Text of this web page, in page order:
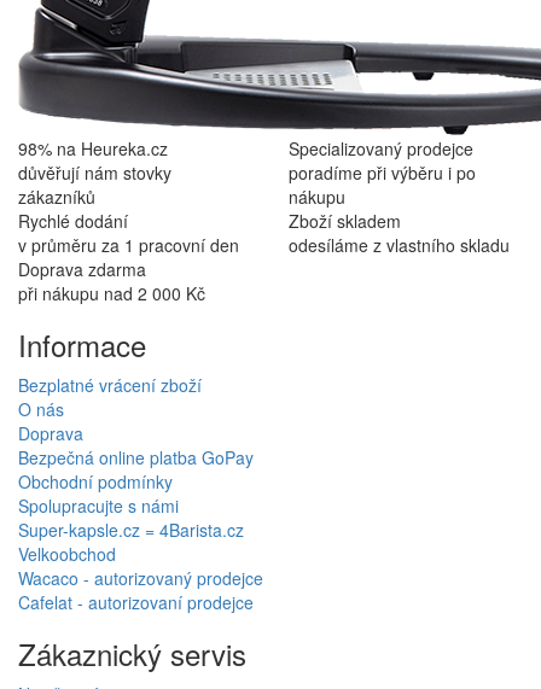
98% na Heureka.cz
důvěřují nám stovky
zákazníků
Specializovaný prodejce
poradíme při výběru i po
nákupu
Rychlé dodání
v průměru za 1 pracovní den
Zboží skladem
odesíláme z vlastního skladu
Doprava zdarma
při nákupu nad 2 000 Kč
Informace
Bezplatné vrácení zboží
O nás
Doprava
Bezpečná online platba GoPay
Obchodní podmínky
Spolupracujte s námi
Super-kapsle.cz = 4Barista.cz
Velkoobchod
Wacaco - autorizovaný prodejce
Cafelat - autorizovaní prodejce
Zákaznický servis